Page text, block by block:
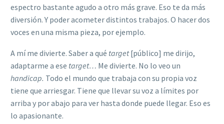
espectro bastante agudo a otro más grave. Eso te da más
diversión. Y poder acometer distintos trabajos. O hacer dos
voces en una misma pieza, por ejemplo.
A mí me divierte. Saber a qué target[público] me dirijo,
adaptarme a ese target… Me divierte. No lo veo un
handicap. Todo el mundo que trabaja con su propia voz
tiene que arriesgar. Tiene que llevar su voz a límites por
arriba y por abajo para ver hasta donde puede llegar. Eso es
lo apasionante.